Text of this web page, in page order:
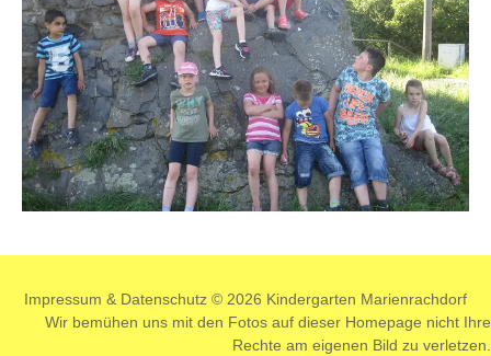
Impressum & Datenschutz © 2026 Kindergarten Marienrachdorf
Wir bemühen uns mit den Fotos auf dieser Homepage nicht Ihre
Rechte am eigenen Bild zu verletzen.